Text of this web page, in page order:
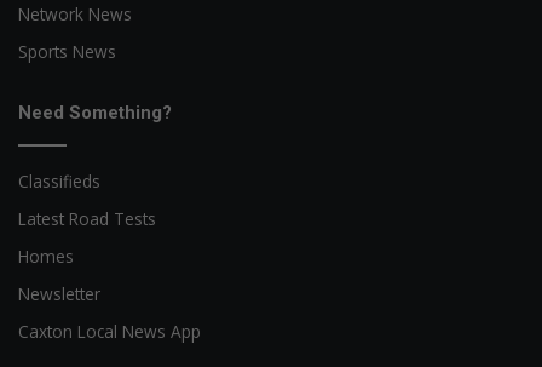
Network News
Sports News
Need Something?
Classifieds
Latest Road Tests
Homes
Newsletter
Caxton Local News App